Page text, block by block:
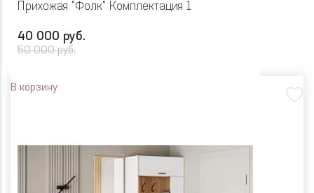
Прихожая "Фолк" Комплектация 1
40 000 руб.
50 000 руб.
В корзину